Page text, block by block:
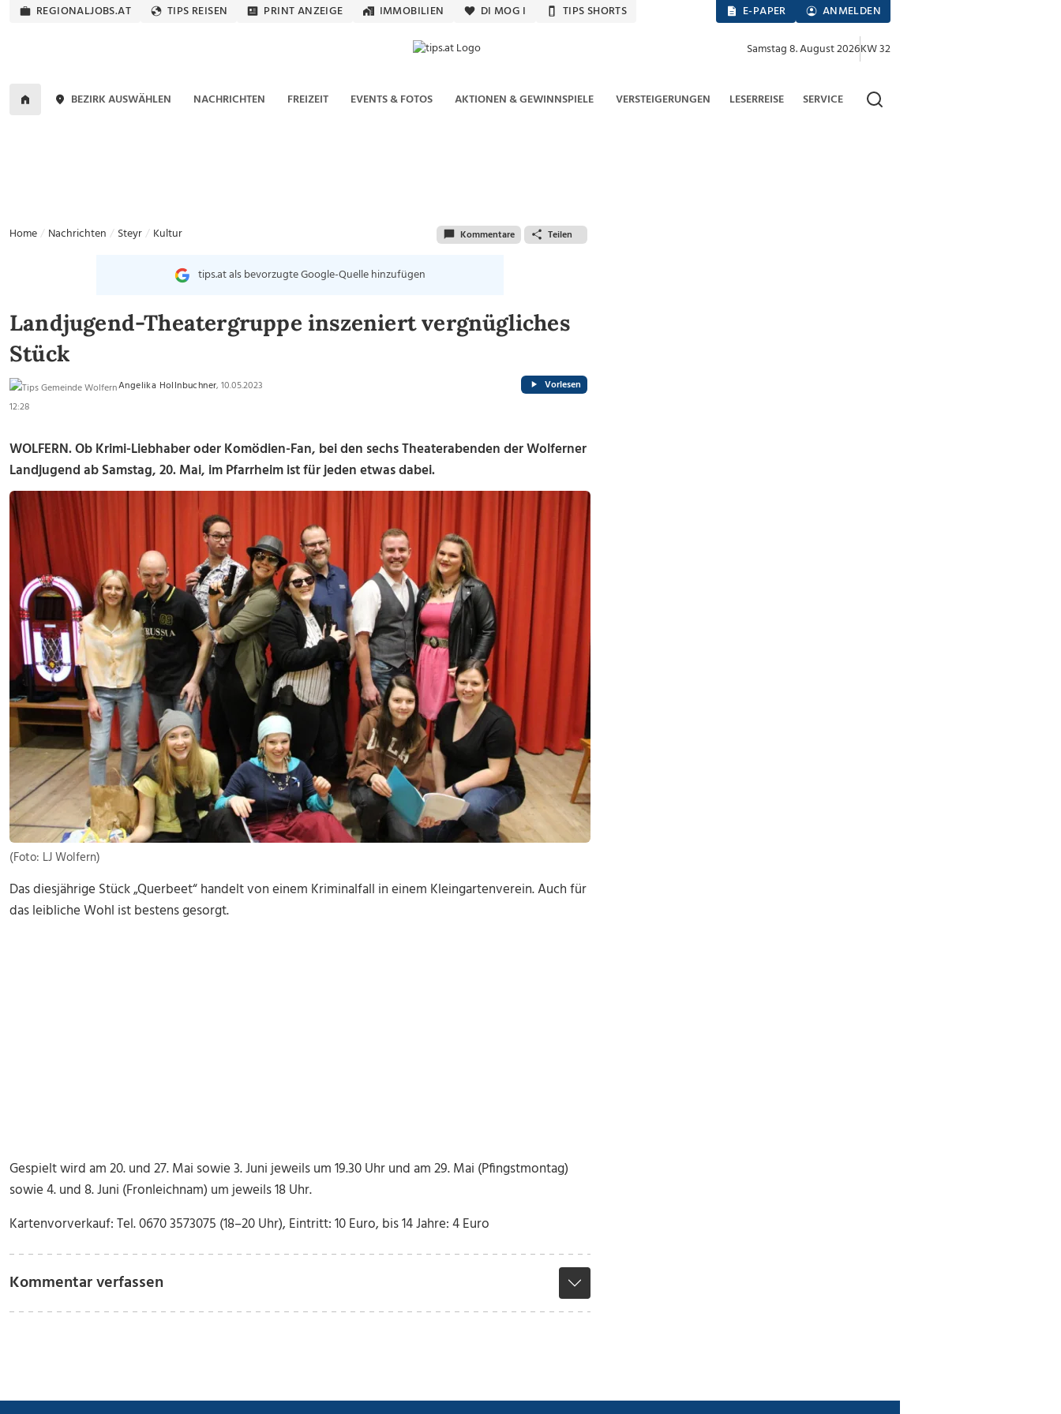
REGIONALJOBS.AT TIPS REISEN PRINT ANZEIGE IMMOBILIEN DI MOG I TIPS SHORTS E-PAPER ANMELDEN
Samstag 8. August 2026KW 32
BEZIRK AUSWÄHLEN NACHRICHTEN FREIZEIT EVENTS & FOTOS AKTIONEN & GEWINNSPIELE VERSTEIGERUNGEN LESERREISE SERVICE
Home Nachrichten Steyr Kultur Kommentare Teilen
tips.at als bevorzugte Google-Quelle hinzufügen
Landjugend-Theatergruppe inszeniert vergnügliches
Stück
Angelika Hollnbuchner, 10.05.2023
12:28
Vorlesen
WOLFERN. Ob Krimi-Liebhaber oder Komödien-Fan, bei den sechs Theaterabenden der Wolferner
Landjugend ab Samstag, 20. Mai, im Pfarrheim ist für jeden etwas dabei.
(Foto: LJ Wolfern)
Das diesjährige Stück „Querbeet“ handelt von einem Kriminalfall in einem Kleingartenverein. Auch für
das leibliche Wohl ist bestens gesorgt.
Gespielt wird am 20. und 27. Mai sowie 3. Juni jeweils um 19.30 Uhr und am 29. Mai (Pfingstmontag)
sowie 4. und 8. Juni (Fronleichnam) um jeweils 18 Uhr.
Kartenvorverkauf: Tel. 0670 3573075 (18–20 Uhr), Eintritt: 10 Euro, bis 14 Jahre: 4 Euro
Kommentar verfassen